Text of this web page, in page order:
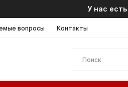
У нас
вопросы Kонтакты